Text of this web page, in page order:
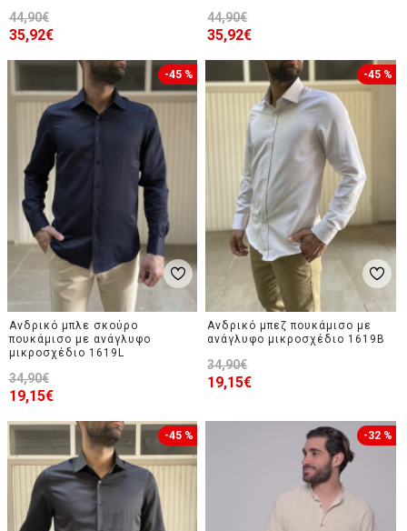
35,92€
44,90€
35,92€
44,90€
-45 %
Ανδρικό μπλε σκούρο
πουκάμισο με ανάγλυφο
μικροσχέδιο 1619L
19,15€
34,90€
-45 %
Ανδρικό μπεζ πουκάμισο με
ανάγλυφο μικροσχέδιο 1619B
19,15€
34,90€
-45 % -32 %